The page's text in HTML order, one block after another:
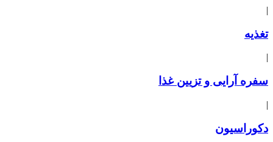
|
تغذیه
|
سفره آرایی و تزیین غذا
|
دکوراسیون